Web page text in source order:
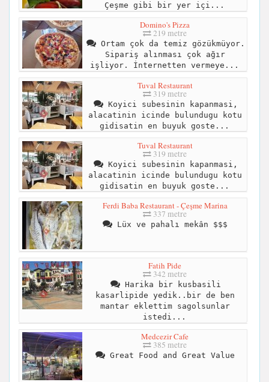
Çeşme gibi bir yer içi...
Domino's Pizza
219 metre
Ortam çok da temiz gözükmüyor.
Sipariş alınması çok ağır
işliyor. İnternetten vermeye...
Tuval Restaurant
319 metre
Koyici subesinin kapanmasi,
alacatinin icinde bulundugu kotu
gidisatin en buyuk goste...
Tuval Restaurant
319 metre
Koyici subesinin kapanmasi,
alacatinin icinde bulundugu kotu
gidisatin en buyuk goste...
Ferdi Baba Restaurant - Çeşme Marina
337 metre
Lüx ve pahalı mekân $$$
Fatih Pide
342 metre
Harika bir kusbasili
kasarlipide yedik..bir de ben
mantar eklettim sagolsunlar
istedi...
Medcezir Cafe
385 metre
Great Food and Great Value